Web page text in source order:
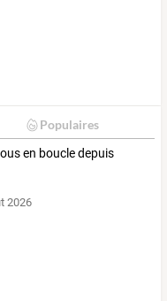
Populaires
en boucle depuis
2026